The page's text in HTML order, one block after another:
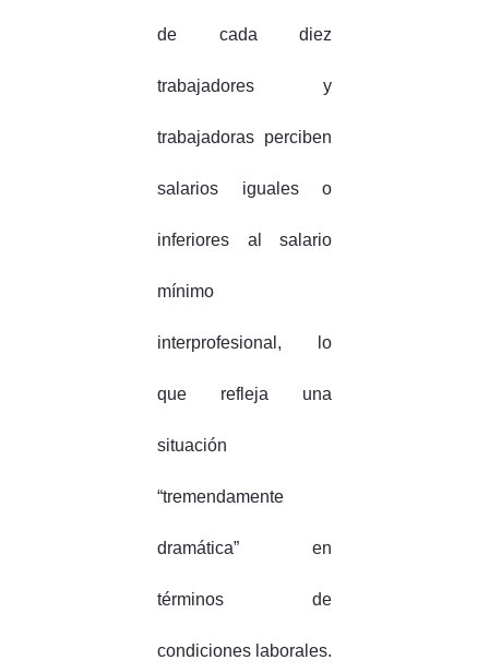
de cada diez
trabajadores y
trabajadoras perciben
salarios iguales o
inferiores al salario
mínimo
interprofesional, lo
que refleja una
situación
“tremendamente
dramática” en
términos de
condiciones laborales.